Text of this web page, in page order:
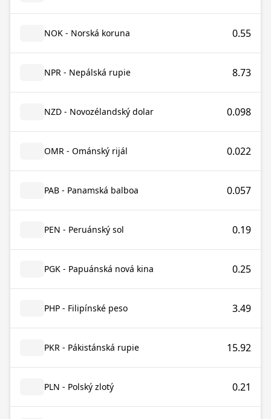
NOK - Norská koruna 0.55
NPR - Nepálská rupie 8.73
NZD - Novozélandský dolar 0.098
OMR - Ománský rijál 0.022
PAB - Panamská balboa 0.057
PEN - Peruánský sol 0.19
PGK - Papuánská nová kina 0.25
PHP - Filipínské peso 3.49
PKR - Pákistánská rupie 15.92
PLN - Polský zlotý 0.21